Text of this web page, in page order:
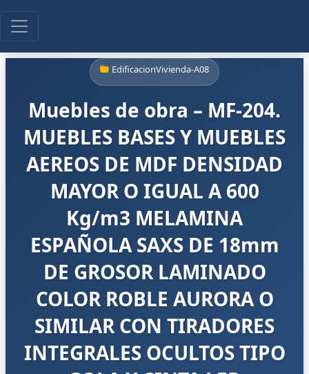
EdificacionVivienda-A08
Muebles de obra – MF-204.
MUEBLES BASES Y MUEBLES
AEREOS DE MDF DENSIDAD
MAYOR O IGUAL A 600
Kg/m3 MELAMINA
ESPAÑOLA SAXS DE 18mm
DE GROSOR LAMINADO
COLOR ROBLE AURORA O
SIMILAR CON TIRADORES
INTEGRALES OCULTOS TIPO